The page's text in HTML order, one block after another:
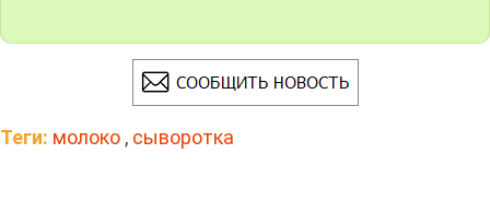
Теги: молоко , сыворотка